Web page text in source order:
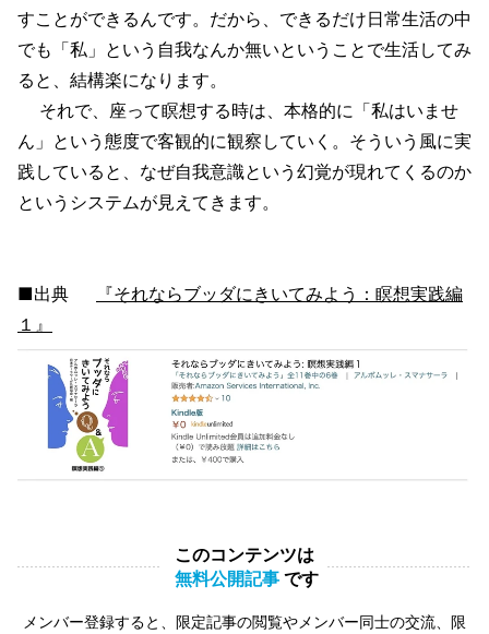
すことができるんです。だから、できるだけ日常生活の中
でも「私」という自我なんか無いということで生活してみ
ると、結構楽になります。
それで、座って瞑想する時は、本格的に「私はいませ
ん」という態度で客観的に観察していく。そういう風に実
践していると、なぜ自我意識という幻覚が現れてくるのか
というシステムが見えてきます。
■出典
『それならブッダにきいてみよう：瞑想実践編
１』
このコンテンツは
無料公開記事 です
メンバー登録すると、限定記事の閲覧やメンバー同士の交流、限